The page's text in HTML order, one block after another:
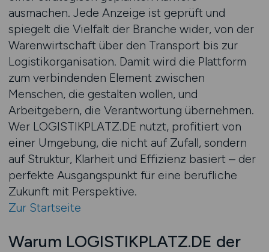
ausmachen. Jede Anzeige ist geprüft und
spiegelt die Vielfalt der Branche wider, von der
Warenwirtschaft über den Transport bis zur
Logistikorganisation. Damit wird die Plattform
zum verbindenden Element zwischen
Menschen, die gestalten wollen, und
Arbeitgebern, die Verantwortung übernehmen.
Wer LOGISTIKPLATZ.DE nutzt, profitiert von
einer Umgebung, die nicht auf Zufall, sondern
auf Struktur, Klarheit und Effizienz basiert – der
perfekte Ausgangspunkt für eine berufliche
Zukunft mit Perspektive.
Zur Startseite
Warum LOGISTIKPLATZ.DE der